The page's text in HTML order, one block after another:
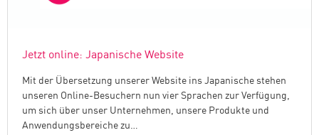
Jetzt online: Japanische Website
Mit der Übersetzung unserer Website ins Japanische stehen
unseren Online-Besuchern nun vier Sprachen zur Verfügung,
um sich über unser Unternehmen, unsere Produkte und
Anwendungsbereiche zu…